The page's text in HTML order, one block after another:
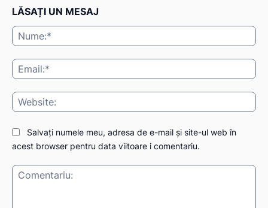
LĂSAȚI UN MESAJ
Salvați numele meu, adresa de e-mail și site-ul web în
acest browser pentru data viitoare i comentariu.